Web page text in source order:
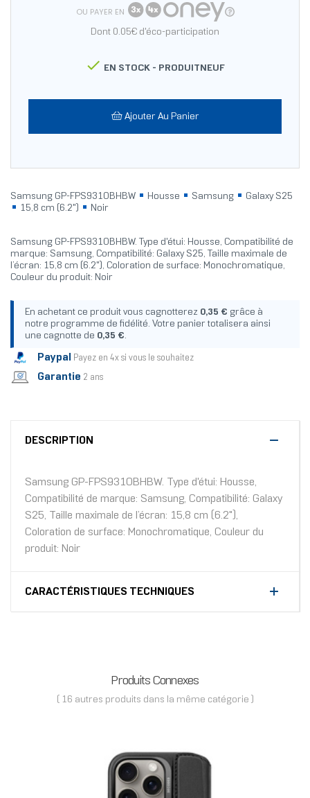
OU PAYER EN
Dont 0.05€ d'éco-participation
 EN STOCK - PRODUITNEUF
Ajouter Au Panier
Samsung GP-FPS931OBHBW Housse Samsung
Galaxy S25
15,8 cm (6.2")
Noir
Samsung GP-FPS931OBHBW. Type d'étui: Housse, Compatibilité de
marque: Samsung, Compatibilité: Galaxy S25, Taille maximale de
l’écran: 15,8 cm (6.2"), Coloration de surface: Monochromatique,
Couleur du produit: Noir
En achetant ce produit vous cagnotterez 0,35 € grâce à
notre programme de fidélité. Votre panier totalisera ainsi
une cagnotte de 0,35 €.
Paypal Payez en 4x si vous le souhaitez
Garantie 2 ans
DESCRIPTION
Samsung GP-FPS931OBHBW. Type d'étui: Housse,
Compatibilité de marque: Samsung, Compatibilité: Galaxy
S25, Taille maximale de l’écran: 15,8 cm (6.2"),
Coloration de surface: Monochromatique, Couleur du
produit: Noir
CARACTÉRISTIQUES TECHNIQUES
Produits Connexes
( 16 autres produits dans la même catégorie )